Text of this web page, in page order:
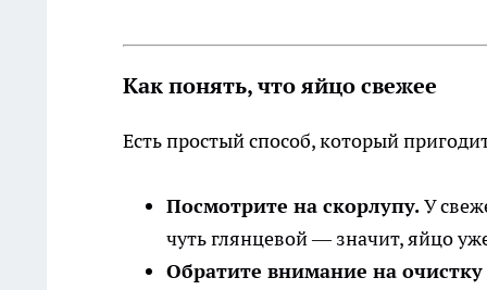
Как понять, что яйцо свежее
Есть простый способ, который
Посмотрите на скорлупу.У
чуть глянцевой — значит, яйцо
Обратите внимание на очистку